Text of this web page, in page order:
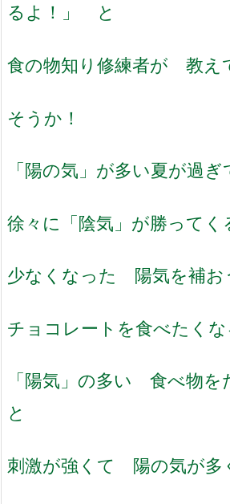
るよ！」 と
食の物知り修練者が 教え
そうか！
「陽の気」が多い夏が過
徐々に「陰気」が勝ってく
少なくなった 陽気を補お
チョコレートを食べたくな
「陽気」の多い 食べ物を
と
刺激が強くて 陽の気が多